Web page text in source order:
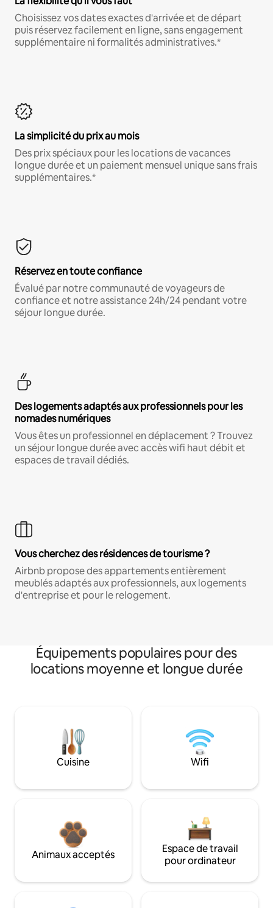
Choisissez vos dates exactes d'arrivée et de départ
puis réservez facilement en ligne, sans engagement
supplémentaire ni formalités administratives.*
La simplicité du prix au mois
Des prix spéciaux pour les locations de vacances
longue durée et un paiement mensuel unique sans frais
supplémentaires.*
Réservez en toute confiance
Évalué par notre communauté de voyageurs de
confiance et notre assistance 24h/24 pendant votre
séjour longue durée.
Des logements adaptés aux professionnels pour les
nomades numériques
Vous êtes un professionnel en déplacement ? Trouvez
un séjour longue durée avec accès wifi haut débit et
espaces de travail dédiés.
Vous cherchez des résidences de tourisme ?
Airbnb propose des appartements entièrement
meublés adaptés aux professionnels, aux logements
d'entreprise et pour le relogement.
Équipements populaires pour des
locations moyenne et longue durée
Cuisine Wifi
Animaux acceptés
Espace de travail
pour ordinateur